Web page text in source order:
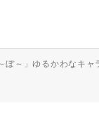
ぼ～」ゆるかわなキ